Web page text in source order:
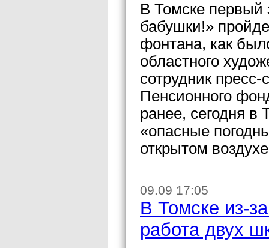
В Томске первый
бабушки!»
фонтана, как
областного
сотрудник
Пенсионного
ранее, сегодня в
«опасные
открытом
09.09 17:05
В Томске из-
работа двух